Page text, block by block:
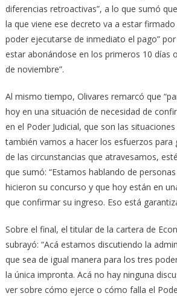
diferencias retroactivas”, a lo que sumó
la que viene ese decreto va a estar
poder ejecutarse de inmediato el pago”
estar abonándose en los primeros 10 días
de noviembre”.
Al mismo tiempo, Olivares remarcó que
hoy en una situación de necesidad de
en el Poder Judicial, que son las
también vamos a hacer los esfuerzos para
de las circunstancias que atravesamos,
que sumó: “Estamos hablando de
hicieron su concurso y que hoy están en
que confirmar su ingreso. Eso está
Sobre el final, el titular de la cartera de
subrayó: “Acá estamos discutiendo la
que sea de igual manera para los tres
la única impronta. Acá no hay ninguna
ver sobre cómo ejerce o cómo falla el